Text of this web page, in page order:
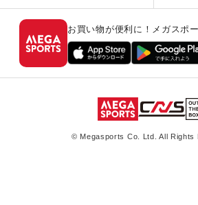
お買い物が便利に！メガスポ
© Megasports Co. Ltd. All Rights